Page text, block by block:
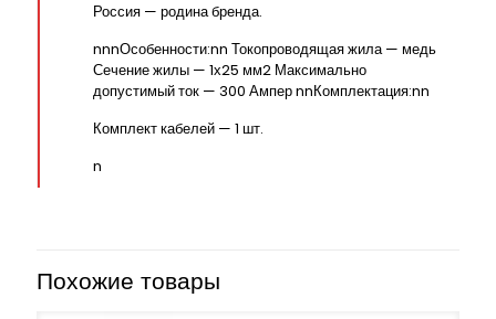
Россия — родина бренда.
nnnОсобенности:nn Токопроводящая жила — медь
Сечение жилы — 1х25 мм2 Максимально
допустимый ток — 300 Ампер nnКомплектация:nn
Комплект кабелей — 1 шт.
n
Похожие товары